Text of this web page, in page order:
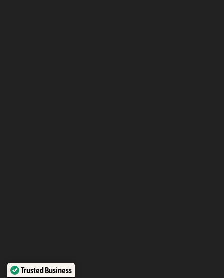
Trusted Business